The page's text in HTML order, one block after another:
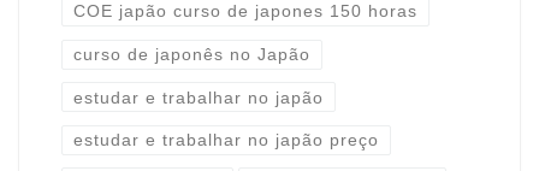
COE japão curso de japones 150 horas
curso de japonês no Japão
estudar e trabalhar no japão
estudar e trabalhar no japão preço